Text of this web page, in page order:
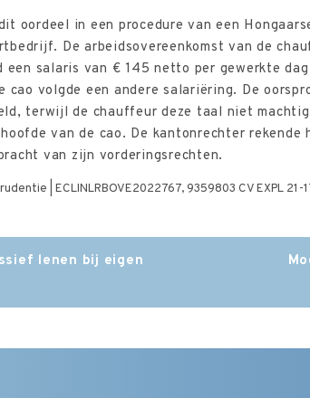
oordeel in een procedure van een
De arbeidsovereenkomst van de
salaris van € 145 netto per gewerkte
cao volgde een andere salariëring. De
terwijl de chauffeur deze taal niet
van de cao. De kantonrechter
van zijn vorderingsrechten.
| ECLINLRBOVE2022767, 9359803 CV EXPL 21-
lenen bij eigen